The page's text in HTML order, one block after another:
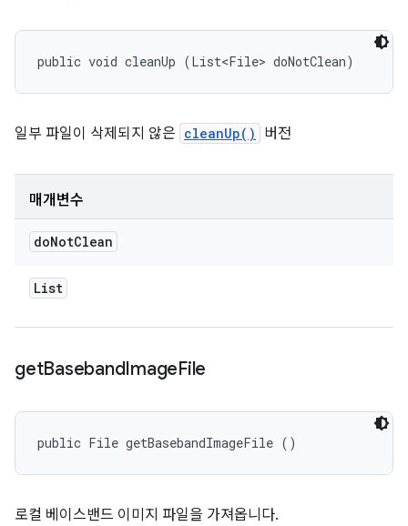
public void cleanUp (List<File> doNotClean)
일부 파일이 삭제되지 않은 cleanUp() 버전
매개변수
doNotClean
List
getBasebandImageFile
public File getBasebandImageFile ()
로컬 베이스밴드 이미지 파일을 가져옵니다.